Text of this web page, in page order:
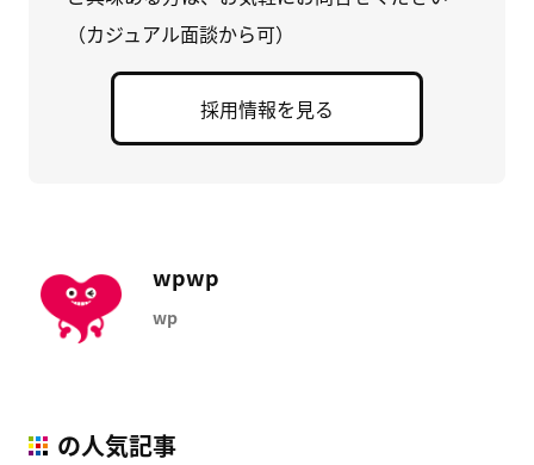
（カジュアル面談から可）
採用情報を見る
wpwp
wp
の人気記事